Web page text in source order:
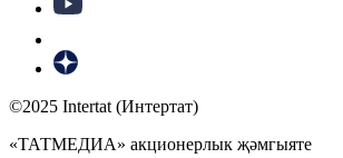
©2025 Intertat (Интертат)
«ТАТМЕДИА» акционерлык җәмгыяте